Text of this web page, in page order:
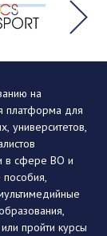
на
платформа для
университетов,
в сфере ВО и
пройти курсы